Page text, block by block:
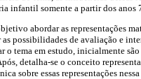
infantil somente a partir dos anos
abordar as representações
as possibilidades de avaliação e
o tema em estudo, inicialmente
detalha-se o conceito
sobre essas representações nessa